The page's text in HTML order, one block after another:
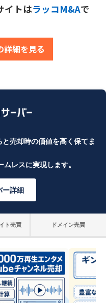
イトはラッコM&Aで
詳細を見る
売却時の価値を高く保てま
レスに実現します。
ー詳細
ト売買 ドメイン売買